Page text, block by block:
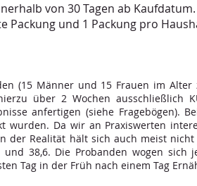
von 30 Tagen ab Kaufdatum.
Packung und 1 Packung pro
(15 Männer und 15 Frauen im
über 2 Wochen ausschließlich
anfertigen (siehe Fragebögen).
wurden. Da wir an Praxiswerten
der Realität hält sich auch meist
38,6. Die Probanden wogen sich
Tag in der Früh nach einem Tag